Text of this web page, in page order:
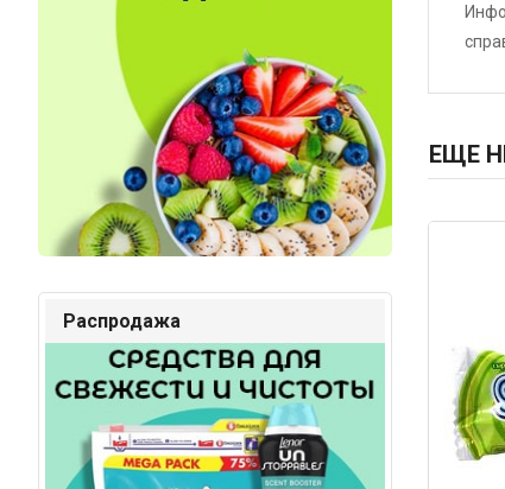
Распродажа
ЕЩЕ
Код: 6017